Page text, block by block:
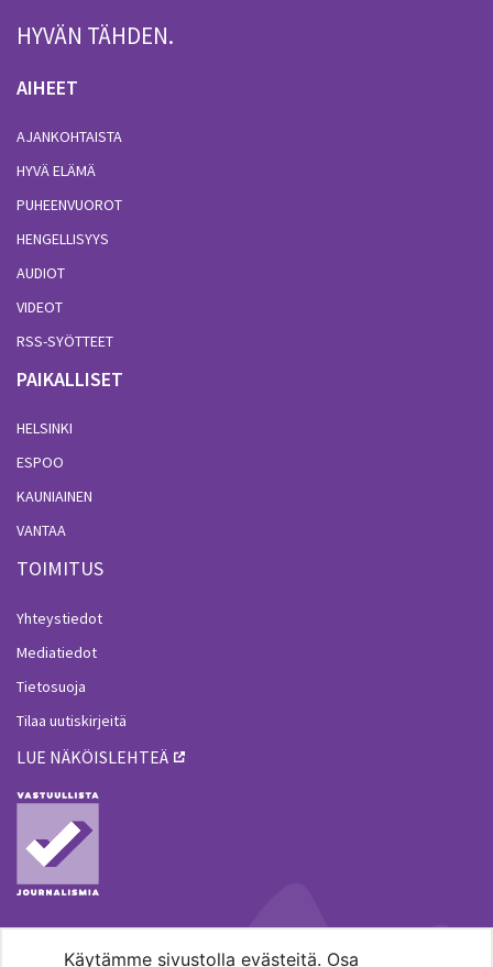
Käytämme sivustolla evästeitä. Osa
HYVÄN TÄHDEN.
AIHEET
AJANKOHTAISTA
HYVÄ ELÄMÄ
PUHEENVUOROT
HENGELLISYYS
AUDIOT
VIDEOT
RSS-SYÖTTEET
PAIKALLISET
HELSINKI
ESPOO
KAUNIAINEN
VANTAA
TOIMITUS
Yhteystiedot
Mediatiedot
Tietosuoja
Tilaa uutiskirjeitä
LUE NÄKÖISLEHTEÄ
MENOHAKU